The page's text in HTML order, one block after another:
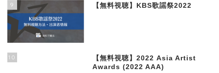
9 【無料視聴】KBS歌謡祭2022
10
【無料視聴】2022 Asia Artist
Awards (2022 AAA)